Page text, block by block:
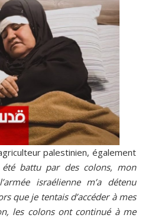
palestinien, également
été battu par des colons, mon
israélienne m’a détenu
que je tentais d’accéder à mes
les colons ont continué à me